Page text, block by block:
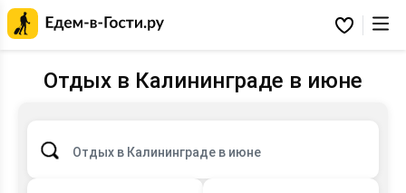
Избранное
Отдых в Калининграде в июне
Отдых в Калининграде в июне